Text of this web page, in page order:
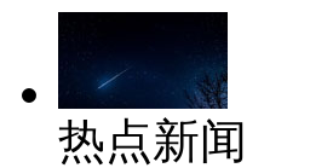
热点新闻